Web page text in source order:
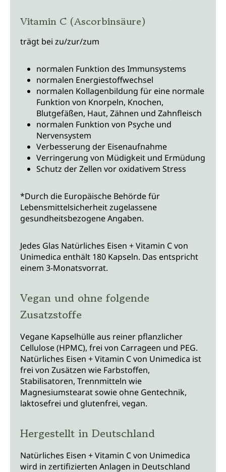
Vitamin C (Ascorbinsäure)
trägt bei zu/zur/zum
normalen Funktion des Immunsystems
normalen Energiestoffwechsel
normalen Kollagenbildung für eine normale
Funktion von Knorpeln, Knochen,
Blutgefäßen, Haut, Zähnen und Zahnfleisch
normalen Funktion von Psyche und
Nervensystem
Verbesserung der Eisenaufnahme
Verringerung von Müdigkeit und Ermüdung
Schutz der Zellen vor oxidativem Stress
*Durch die Europäische Behörde für
Lebensmittelsicherheit zugelassene
gesundheitsbezogene Angaben.
Jedes Glas Natürliches Eisen + Vitamin C von
Unimedica enthält 180 Kapseln. Das entspricht
einem 3-Monatsvorrat.
Vegan und ohne folgende
Zusatzstoffe
Vegane Kapselhülle aus reiner pflanzlicher
Cellulose (HPMC), frei von Carrageen und PEG.
Natürliches Eisen + Vitamin C von Unimedica ist
frei von Zusätzen wie Farbstoffen,
Stabilisatoren, Trennmitteln wie
Magnesiumstearat sowie ohne Gentechnik,
laktosefrei und glutenfrei, vegan.
Hergestellt in Deutschland
Natürliches Eisen + Vitamin C von Unimedica
wird in zertifizierten Anlagen in Deutschland